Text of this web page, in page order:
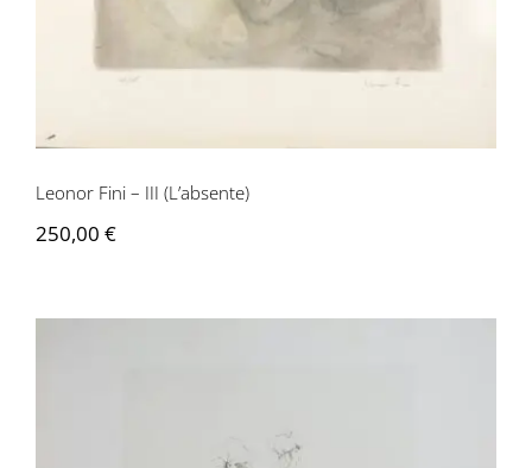
Leonor Fini – III (L’absente)
250,00 €